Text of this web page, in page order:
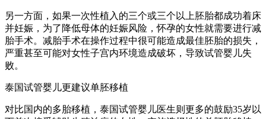
另一方面，如果一次性植入的三个或三个以上胚胎都成功着床
并妊娠，为了降低母体的妊娠风险，怀孕的女性就需要进行减
胎手术。减胎手术在操作过程中很可能造成最佳胚胎的损失，
严重甚至可能对女性子宫内环境造成破坏，导致试管婴儿失
败。
泰国试管婴儿更建议单胚移植
对比国内的多胎移植，泰国试管婴儿医生则更多的鼓励35岁以